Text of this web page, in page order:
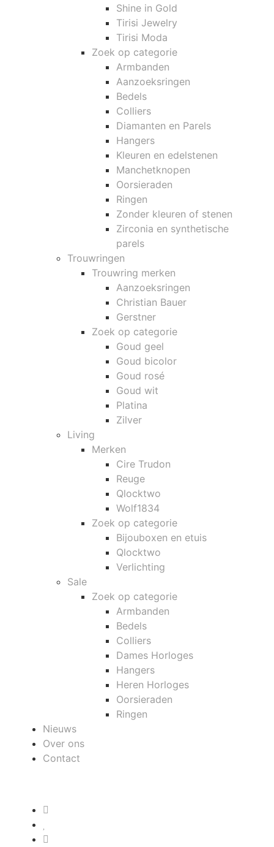
Shine in Gold
Tirisi Jewelry
Tirisi Moda
Zoek op categorie
Armbanden
Aanzoeksringen
Bedels
Colliers
Diamanten en Parels
Hangers
Kleuren en edelstenen
Manchetknopen
Oorsieraden
Ringen
Zonder kleuren of stenen
Zirconia en synthetische
parels
Trouwringen
Trouwring merken
Aanzoeksringen
Christian Bauer
Gerstner
Zoek op categorie
Goud geel
Goud bicolor
Goud rosé
Goud wit
Platina
Zilver
Living
Merken
Cire Trudon
Reuge
Qlocktwo
Wolf1834
Zoek op categorie
Bijouboxen en etuis
Qlocktwo
Verlichting
Sale
Zoek op categorie
Armbanden
Bedels
Colliers
Dames Horloges
Hangers
Heren Horloges
Oorsieraden
Ringen
Nieuws
Over ons
Contact